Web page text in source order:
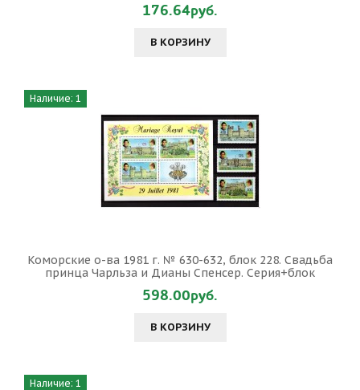
176.64руб.
В КОРЗИНУ
Наличие: 1
Коморские о-ва 1981 г. № 630-632, блок 228. Свадьба
принца Чарльза и Дианы Спенсер. Серия+блок
598.00руб.
В КОРЗИНУ
Наличие: 1